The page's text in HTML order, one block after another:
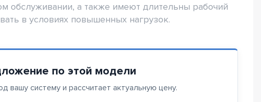
обслуживании, а также имеют длительны рабочий
в условиях повышенных нагрузок.
по этой модели
вашу систему и рассчитает актуальную цену.